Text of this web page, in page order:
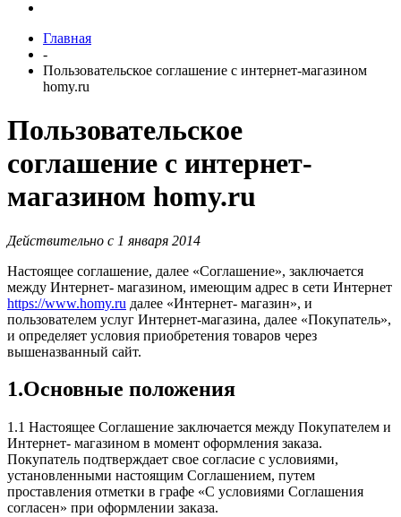
Главная
-
Пользовательское соглашение с интернет-магазином
homy.ru
Пользовательское
соглашение с интернет-
магазином homy.ru
Действительно c 1 января 2014
Настоящее соглашение, далее «Соглашение», заключается
между Интернет- магазином, имеющим адрес в сети Интернет
https://www.homy.ru далее «Интернет- магазин», и
пользователем услуг Интернет-магазина, далее «Покупатель»,
и определяет условия приобретения товаров через
вышеназванный сайт.
1.Основные положения
1.1 Настоящее Соглашение заключается между Покупателем и
Интернет- магазином в момент оформления заказа.
Покупатель подтверждает свое согласие с условиями,
установленными настоящим Соглашением, путем
проставления отметки в графе «С условиями Соглашения
согласен» при оформлении заказа.